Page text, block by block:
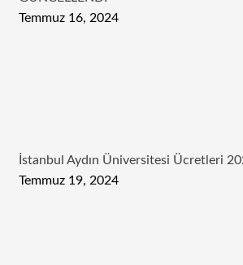
Temmuz 16, 2024
İstanbul Aydın Üniversitesi Ücretleri
Temmuz 19, 2024